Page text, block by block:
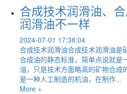
合成技术润滑油、
润滑油不一样
2024-07-01 17:38:04
合成技术润滑油合成技术润滑油是
合成油的静态标准，简单点说就是
油，只是技术方面略高的矿物合成
是一种人工制造的机油，在制作...
More +